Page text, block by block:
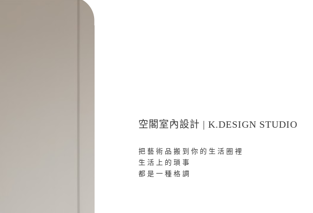
空閣室內設計 | K.DESIGN STUDIO
把藝術品搬到你的生活圈裡
生活上的瑣事
都是一種格調